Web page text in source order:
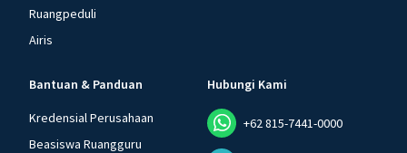
Ruangpeduli
Airis
Bantuan & Panduan
Kredensial Perusahaan
Beasiswa Ruangguru
Hubungi Kami
+62 815-7441-0000